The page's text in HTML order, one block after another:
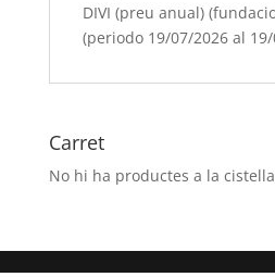
19/07/[si
type="year"
offset="+1"])
DIVI (preu anual)
(periodo 19/07/2026 al
Carret
No hi ha productes a la